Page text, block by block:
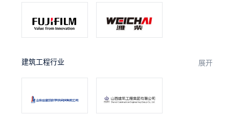
建筑工程行业 展开